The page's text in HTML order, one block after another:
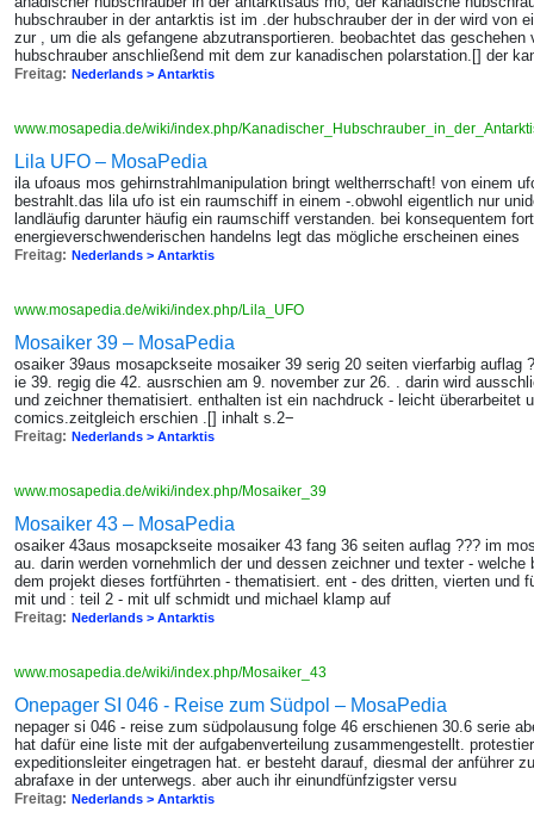
hubschrauber in der antarktis ist im .der hubschrauber der in der wird von
zur , um die als gefangene abzutransportieren. beobachtet das
hubschrauber anschließend mit dem zur kanadischen polarstation.[] der
Freitag: Nederlands > Antarktis
www.mosapedia.de/wiki/index.php/
Lila UFO – MosaPedia
ila ufoaus mos gehirnstrahlmanipulation bringt weltherrschaft! von einem
bestrahlt.das lila ufo ist ein raumschiff in einem -.obwohl eigentlich nur
landläufig darunter häufig ein raumschiff verstanden. bei konsequentem
energieverschwenderischen handelns legt das mögliche erscheinen eines
Freitag: Nederlands > Antarktis
www.mosapedia.de/wiki/index.php/Lila_UFO
Mosaiker 39 – MosaPedia
osaiker 39aus mosapckseite mosaiker 39 serig 20 seiten vierfarbig auflag
ie 39. regig die 42. ausrschien am 9. november zur 26. . darin wird
und zeichner thematisiert. enthalten ist ein nachdruck - leicht überarbeitet
comics.zeitgleich erschien .[] inhalt s.2−
Freitag: Nederlands > Antarktis
www.mosapedia.de/wiki/index.php/Mosaiker_39
Mosaiker 43 – MosaPedia
osaiker 43aus mosapckseite mosaiker 43 fang 36 seiten auflag ??? im
au. darin werden vornehmlich der und dessen zeichner und texter -
dem projekt dieses fortführten - thematisiert. ent - des dritten, vierten und
mit und : teil 2 - mit ulf schmidt und michael klamp auf
Freitag: Nederlands > Antarktis
www.mosapedia.de/wiki/index.php/Mosaiker_43
Onepager SI 046 - Reise zum Südpol – MosaPedia
nepager si 046 - reise zum südpolausung folge 46 erschienen 30.6 serie
hat dafür eine liste mit der aufgabenverteilung zusammengestellt.
expeditionsleiter eingetragen hat. er besteht darauf, diesmal der anführer
abrafaxe in der unterwegs. aber auch ihr einundfünfzigster versu
Freitag: Nederlands > Antarktis